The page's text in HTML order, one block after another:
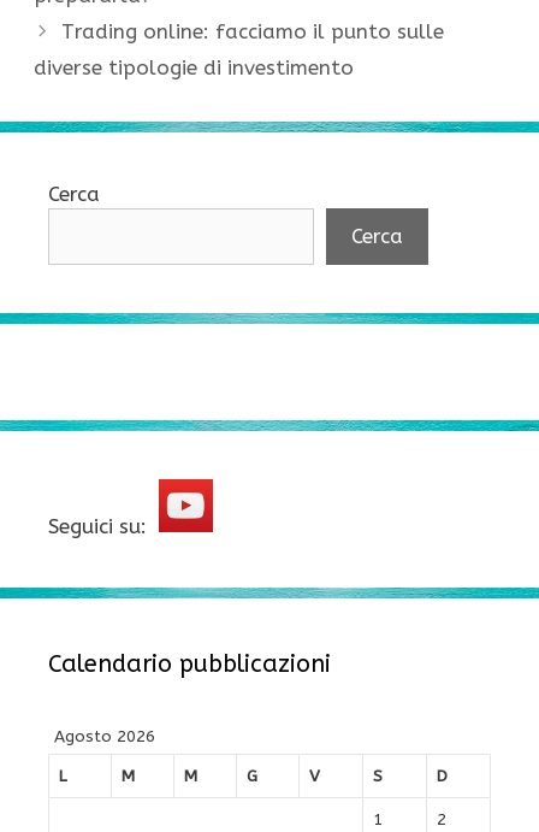
Trading online: facciamo il punto sulle
diverse tipologie di investimento
Cerca
Cerca
Seguici su:
Calendario pubblicazioni
Agosto 2026
L
M M G V S D
1 2